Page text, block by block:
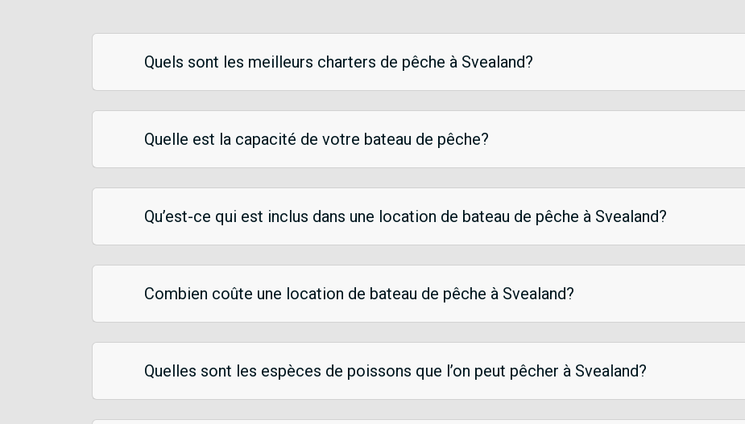
Quels sont les meilleurs charters de pêche à Svealand?
Quelle est la capacité de votre bateau de pêche?
Qu’est-ce qui est inclus dans une location de bateau de pêche à Svealand?
Combien coûte une location de bateau de pêche à Svealand?
Quelles sont les espèces de poissons que l’on peut pêcher à Svealand?